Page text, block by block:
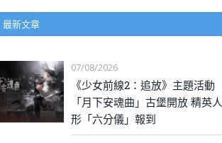
最新文章
07/08/2026
《少女前線2：追放》主題活動
「月下安魂曲」古堡開放 精英人
形「六分儀」報到